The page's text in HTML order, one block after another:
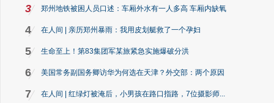
3 郑州地铁被困人员口述：车厢外水有一人多高 车厢内缺氧
4 在人间 | 亲历郑州暴雨：我用皮划艇救了一个孕妇
5 生命至上！第83集团军某旅紧急实施爆破分洪
6 美国常务副国务卿访华为何选在天津？外交部：两个原因
7 在人间 | 红绿灯被淹后，小男孩在路口指路，7位摄影师...